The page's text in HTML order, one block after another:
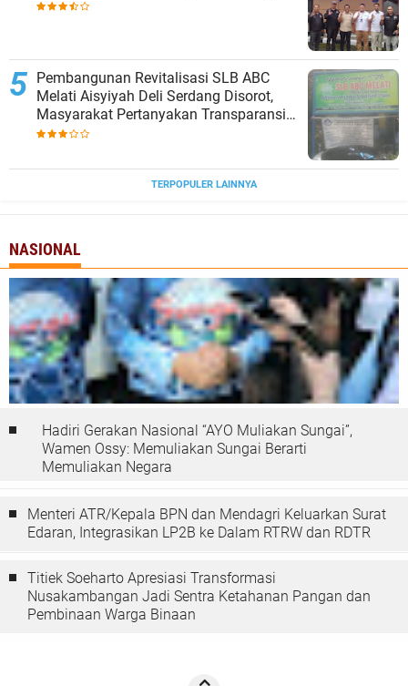
‎Pembangunan Revitalisasi SLB ABC
Melati Aisyiyah Deli Serdang Disorot,
Masyarakat Pertanyakan Transparansi
dan Pagu Anggaran
TERPOPULER LAINNYA
NASIONAL
Hadiri Gerakan Nasional “AYO Muliakan Sungai”,
Wamen Ossy: Memuliakan Sungai Berarti
Memuliakan Negara
Menteri ATR/Kepala BPN dan Mendagri Keluarkan Surat
Edaran, Integrasikan LP2B ke Dalam RTRW dan RDTR
Titiek Soeharto Apresiasi Transformasi
Nusakambangan Jadi Sentra Ketahanan Pangan dan
Pembinaan Warga Binaan